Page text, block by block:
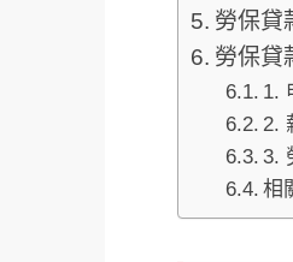
勞保貸
勞保貸
1.
2.
3.
相